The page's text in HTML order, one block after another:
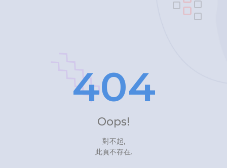
404
Oops!
對不起,
此頁不存在.